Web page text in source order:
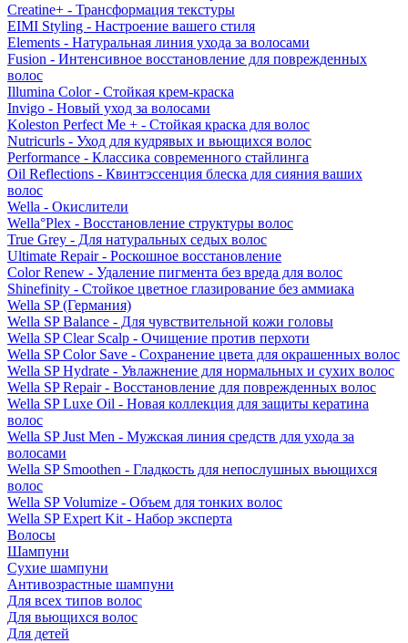
Creatine+ - Трансформация текстуры
EIMI Styling - Настроение вашего стиля
Elements - Натуральная линия ухода за волосами
Fusion - Интенсивное восстановление для поврежденных
волос
Illumina Color - Стойкая крем-краска
Invigo - Новый уход за волосами
Koleston Perfect Me + - Стойкая краска для волос
Nutricurls - Уход для кудрявых и вьющихся волос
Performance - Классика современного стайлинга
Oil Reflections - Квинтэссенция блеска для сияния ваших
волос
Wella - Окислители
Wella°Plex - Восстановление структуры волос
True Grey - Для натуральных седых волос
Ultimate Repair - Роскошное восстановление
Color Renew - Удаление пигмента без вреда для волос
Shinefinity - Стойкое цветное глазирование без аммиака
Wella SP (Германия)
Wella SP Balance - Для чувствительной кожи головы
Wella SP Clear Scalp - Очищение против перхоти
Wella SP Color Save - Сохранение цвета для окрашенных волос
Wella SP Hydrate - Увлажнение для нормальных и сухих волос
Wella SP Repair - Восстановление для поврежденных волос
Wella SP Luxe Oil - Новая коллекция для защиты кератина
волос
Wella SP Just Men - Мужская линия средств для ухода за
волосами
Wella SP Smoothen - Гладкость для непослушных вьющихся
волос
Wella SP Volumize - Объем для тонких волос
Wella SP Expert Kit - Набор эксперта
Волосы
Шампуни
Сухие шампуни
Антивозрастные шампуни
Для всех типов волос
Для вьющихся волос
Для детей